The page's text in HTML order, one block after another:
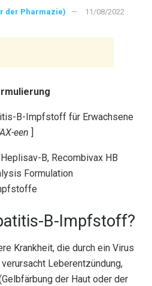
der Pharmazie) 11/08/2022
B-Impfstoff für Erwachsene
een ]
B, Recombivax HB
Formulation
B-Impfstoff?
Krankheit, die durch ein Virus
Leberentzündung,
der Haut oder der